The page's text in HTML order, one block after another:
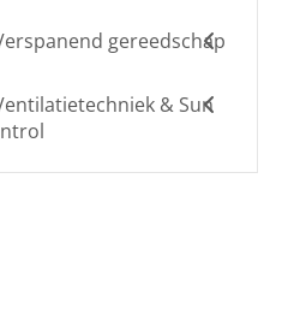
gereedschap
& Sun